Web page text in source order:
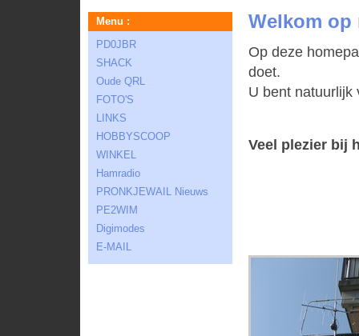
Welkom op
Op deze
doet.
U bent natuurlijk
Veel plezier bij
Menu :
PD0JBR
SHACK
Oude QRL
FOTO'S
LINKS
HOBBYSCOOP
WINKEL
Hamradio
PRONKJEWAIL Nieuws
PE2WIM
Digimodes
E-MAIL